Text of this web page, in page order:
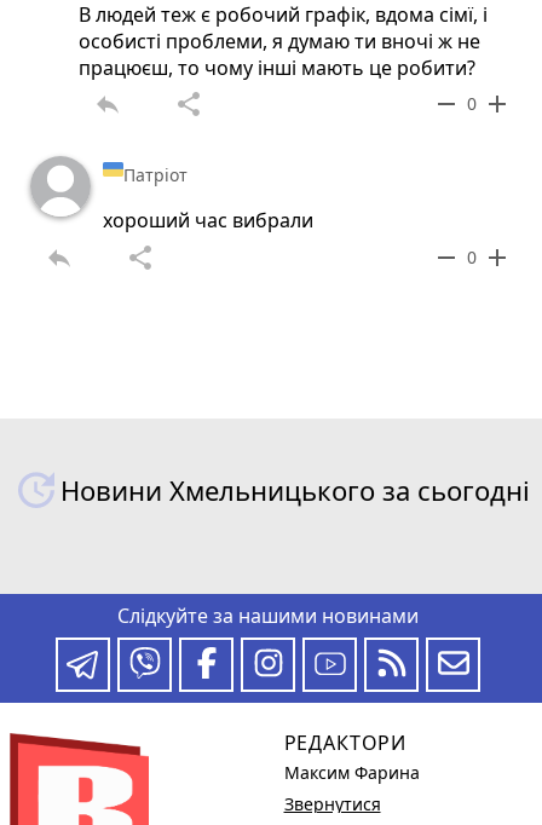
В людей теж є робочий графік, вдома сімї, і
особисті проблеми, я думаю ти вночі ж не
працюєш, то чому інші мають це робити?
reply share remove 0 add
Патріот
хороший час вибрали
reply share remove 0 add
Новини Хмельницького за сьогодні
Слідкуйте за нашими новинами
РЕДАКТОРИ
Максим Фарина
Звернутися